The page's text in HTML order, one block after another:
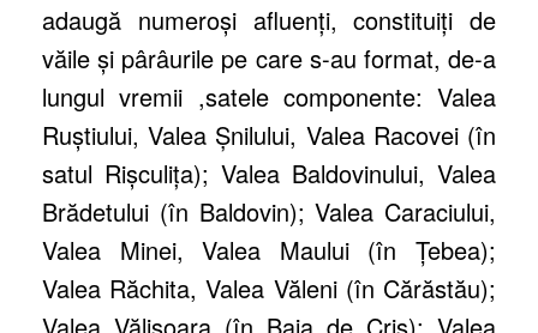
adaugă numeroşi afluenţi, constituiţi de
văile şi pârâurile pe care s-au format, de-a
lungul vremii ,satele componente: Valea
Ruştiului, Valea Şnilului, Valea Racovei (în
satul Rişculiţa); Valea Baldovinului, Valea
Brădetului (în Baldovin); Valea Caraciului,
Valea Minei, Valea Maului (în Ţebea);
Valea Răchita, Valea Văleni (în Cărăstău);